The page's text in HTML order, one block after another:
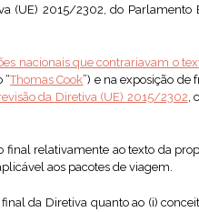
(UE) 2015/2302, do Parlamento
nacionais que contrariavam o
“Thomas Cook”) e na exposição de
da Diretiva (UE) 2015/2302,
final relativamente ao texto da
aos pacotes de viagem.
da Diretiva quanto ao (i)